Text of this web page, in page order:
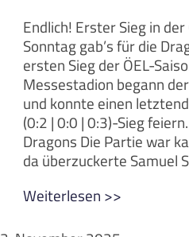
Endlich! Erster Sieg in
Sonntag gab’s für die
ersten Sieg der ÖEL-
Messestadion begann
und konnte einen
(0:2 | 0:0 | 0:3)-Sieg
Dragons Die Partie war
da überzuckerte Samuel
Weiterlesen >>